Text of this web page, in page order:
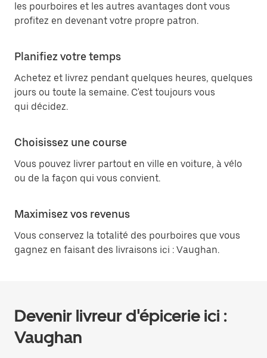
les pourboires et les autres avantages dont vous
profitez en devenant votre propre patron.
Planifiez votre temps
Achetez et livrez pendant quelques heures, quelques
jours ou toute la semaine. C'est toujours vous
qui décidez.
Choisissez une course
Vous pouvez livrer partout en ville en voiture, à vélo
ou de la façon qui vous convient.
Maximisez vos revenus
Vous conservez la totalité des pourboires que vous
gagnez en faisant des livraisons ici : Vaughan.
Devenir livreur d'épicerie ici :
Vaughan